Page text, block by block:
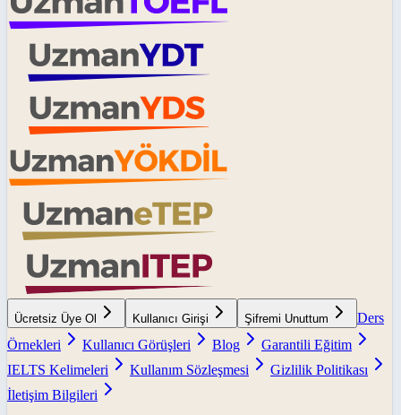
Ücretsiz Üye Ol Kullanıcı Girişi Şifremi Unuttum
Ders
Örnekleri
Kullanıcı Görüşleri Blog
Garantili Eğitim
IELTS Kelimeleri
Kullanım Sözleşmesi
Gizlilik Politikası
İletişim Bilgileri